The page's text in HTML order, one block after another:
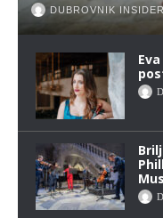
DUBROVNIK